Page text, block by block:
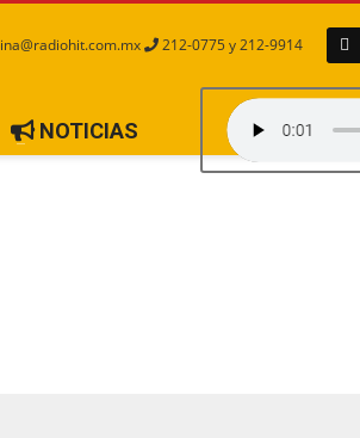
212-0775 y 212-9914
NOTICIAS